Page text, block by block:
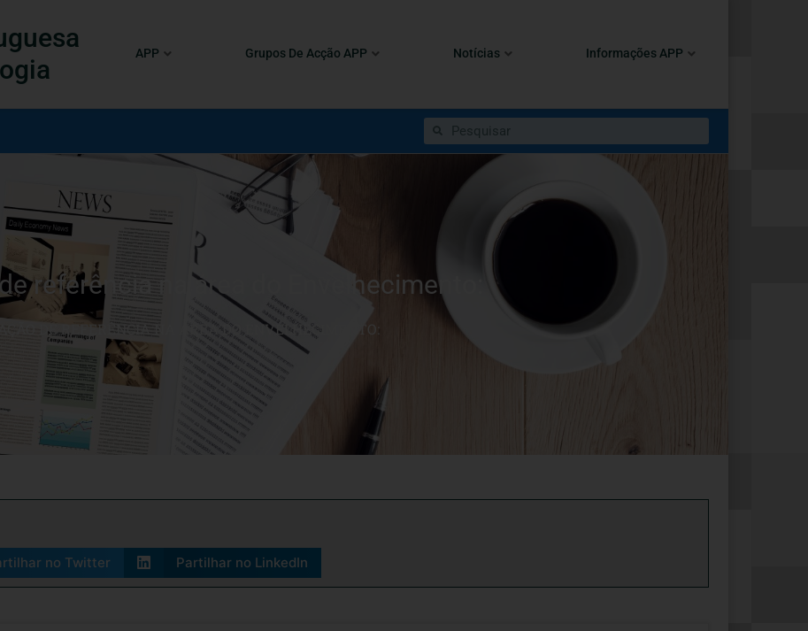
APP Grupos De Acção APP Notícias Informações APP
referência na área do Envelhecimento:
DE REFERÊNCIA NA ÁREA DO ENVELHECIMENTO:
no Twitter Partilhar no LinkedIn